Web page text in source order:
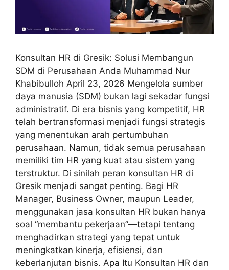
Konsultan HR di Gresik: Solusi Membangun
SDM di Perusahaan Anda Muhammad Nur
Khabibulloh April 23, 2026 Mengelola sumber
daya manusia (SDM) bukan lagi sekadar fungsi
administratif. Di era bisnis yang kompetitif, HR
telah bertransformasi menjadi fungsi strategis
yang menentukan arah pertumbuhan
perusahaan. Namun, tidak semua perusahaan
memiliki tim HR yang kuat atau sistem yang
terstruktur. Di sinilah peran konsultan HR di
Gresik menjadi sangat penting. Bagi HR
Manager, Business Owner, maupun Leader,
menggunakan jasa konsultan HR bukan hanya
soal “membantu pekerjaan”—tetapi tentang
menghadirkan strategi yang tepat untuk
meningkatkan kinerja, efisiensi, dan
keberlanjutan bisnis. Apa Itu Konsultan HR dan